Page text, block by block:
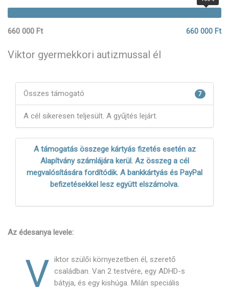
660 000 Ft 660 000 Ft
Viktor gyermekkori autizmussal él
Összes támogató 7
A cél sikeresen teljesült. A gyűjtés lejárt.
A támogatás összege kártyás fizetés esetén az
Alapítvány számlájára kerül. Az összeg a cél
megvalósítására fordítódik. A bankkártyás és PayPal
befizetésekkel lesz együtt elszámolva.
Az édesanya levele:
V iktor szülői környezetben él, szerető
családban. Van 2 testvére, egy ADHD-s
bátyja, és egy kishúga. Milán speciális